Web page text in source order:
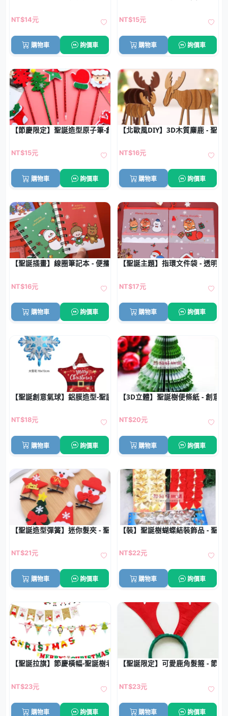
NT$14元
購物車 詢價車
NT$15元
購物車 詢價車
【節慶限定】聖誕造型原子筆-創意禮品文具
NT$15元
購物車 詢價車
【北歐風DIY】3D木質麋鹿 - 聖誕
NT$16元
購物車 詢價車
【聖誕插畫】線圈筆記本 - 便攜空白記事本
NT$16元
購物車 詢價車
【聖誕主題】指環文件袋 - 透明收
NT$17元
購物車 詢價車
【聖誕創意氣球】鋁膜造型-聖誕派對佈置必備
NT$18元
購物車 詢價車
【3D立體】聖誕樹便條紙 - 創意
NT$20元
購物車 詢價車
【聖誕造型彈簧】迷你髮夾 - 聖誕老人雪人聖誕樹髮飾
NT$21元
購物車 詢價車
【裝】聖誕樹蝴蝶結裝飾品 - 聖
NT$22元
購物車 詢價車
【聖誕拉旗】節慶橫幅-聖誕樹老人氛圍掛飾
NT$23元
購物車 詢價車
【聖誕限定】可愛鹿角髮箍 - 節
NT$23元
購物車 詢價車